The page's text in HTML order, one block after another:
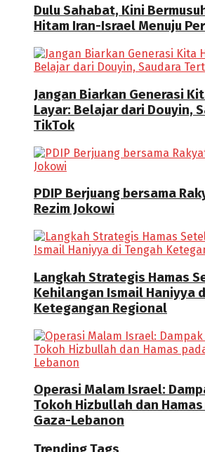
Dulu Sahabat, Kini
Hitam Iran-Israel Menuju
Jangan Biarkan Generasi
Layar: Belajar dari Douyin,
TikTok
PDIP Berjuang bersama
Rezim Jokowi
Langkah Strategis Hamas
Kehilangan Ismail Haniyya
Ketegangan Regional
Operasi Malam Israel:
Tokoh Hizbullah dan
Gaza-Lebanon